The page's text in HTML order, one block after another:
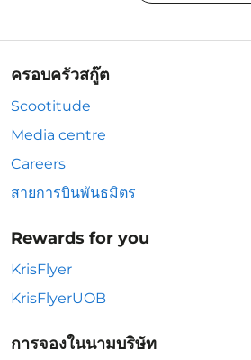
ครอบครัวสกู๊ต
Scootitude
Media centre
Careers
สายการบินพันธมิตร
Rewards for you
KrisFlyer
KrisFlyerUOB
การจองในนามบริษัท